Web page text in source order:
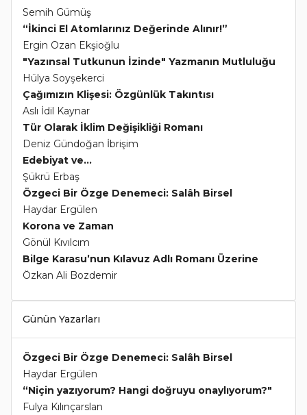
Semih Gümüş
“İkinci El Atomlarınız Değerinde Alınır!”
Ergin Ozan Ekşioğlu
"Yazınsal Tutkunun İzinde" Yazmanın Mutluluğu
Hülya Soyşekerci
Çağımızın Klişesi: Özgünlük Takıntısı
Aslı İdil Kaynar
Tür Olarak İklim Değişikliği Romanı
Deniz Gündoğan İbrişim
Edebiyat ve...
Şükrü Erbaş
Özgeci Bir Özge Denemeci: Salâh Birsel
Haydar Ergülen
Korona ve Zaman
Gönül Kıvılcım
Bilge Karasu’nun Kılavuz Adlı Romanı Üzerine
Özkan Ali Bozdemir
Günün Yazarları
Özgeci Bir Özge Denemeci: Salâh Birsel
Haydar Ergülen
“Niçin yazıyorum? Hangi doğruyu onaylıyorum?"
Fulya Kılınçarslan